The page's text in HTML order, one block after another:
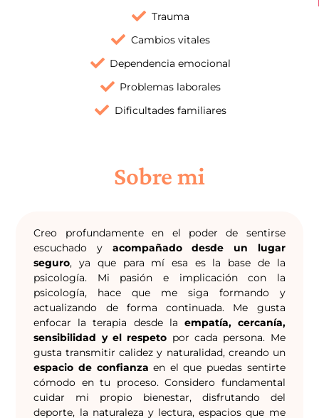
Trauma
Cambios vitales
Dependencia emocional
Problemas laborales
Dificultades familiares
Sobre mi
Creo profundamente en el poder de sentirse
escuchado y acompañado desde un lugar
seguro, ya que para mí esa es la base de la
psicología. Mi pasión e implicación con la
psicología, hace que me siga formando y
actualizando de forma continuada. Me gusta
enfocar la terapia desde la empatía, cercanía,
sensibilidad y el respeto por cada persona. Me
gusta transmitir calidez y naturalidad, creando un
espacio de confianza en el que puedas sentirte
cómodo en tu proceso. Considero fundamental
cuidar mi propio bienestar, disfrutando del
deporte, la naturaleza y lectura, espacios que me